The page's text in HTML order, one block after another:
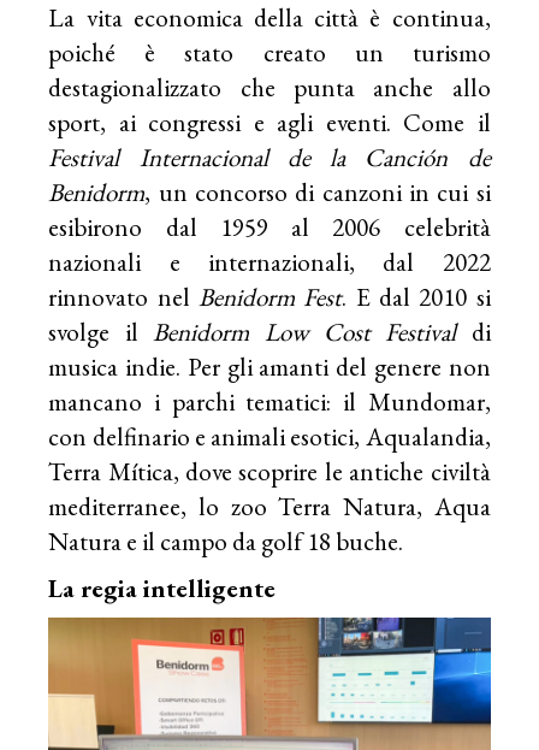
La vita economica della città è continua,
poiché è stato creato un turismo
destagionalizzato che punta anche allo
sport, ai congressi e agli eventi. Come il
Festival Internacional de la Canción de
Benidorm, un concorso di canzoni in cui si
esibirono dal 1959 al 2006 celebrità
nazionali e internazionali, dal 2022
rinnovato nel Benidorm Fest. E dal 2010 si
svolge ilBenidorm Low Cost Festivaldi
musica indie. Per gli amanti del genere non
mancano i parchi tematici: il Mundomar,
con delfinario e animali esotici, Aqualandia,
Terra Mítica, dove scoprire le antiche civiltà
mediterranee, lo zoo Terra Natura, Aqua
Natura e il campo da golf 18 buche.
La regia intelligente